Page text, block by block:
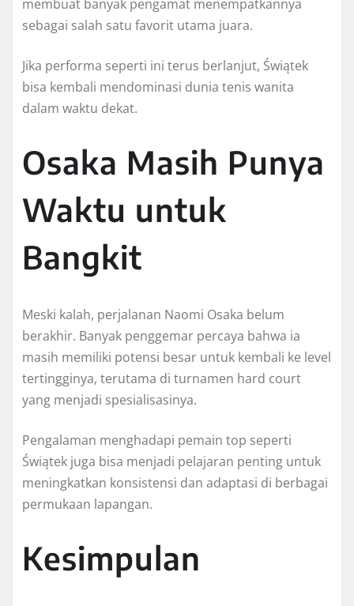
membuat banyak pengamat menempatkannya
sebagai salah satu favorit utama juara.
Jika performa seperti ini terus berlanjut, Świątek
bisa kembali mendominasi dunia tenis wanita
dalam waktu dekat.
Osaka Masih Punya
Waktu untuk
Bangkit
Meski kalah, perjalanan Naomi Osaka belum
berakhir. Banyak penggemar percaya bahwa ia
masih memiliki potensi besar untuk kembali ke level
tertingginya, terutama di turnamen hard court
yang menjadi spesialisasinya.
Pengalaman menghadapi pemain top seperti
Świątek juga bisa menjadi pelajaran penting untuk
meningkatkan konsistensi dan adaptasi di berbagai
permukaan lapangan.
Kesimpulan